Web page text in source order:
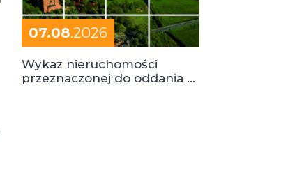
07.08.2026
Wykaz nieruchomości
przeznaczonej do oddania w